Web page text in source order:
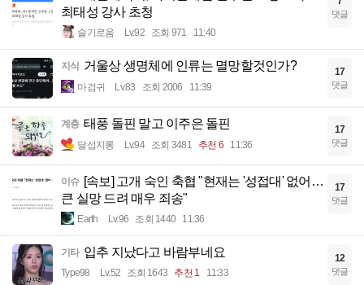
최태성 강사 초청
슬기로움 Lv.92 조회 971 11:40
댓글
지식 거울상 생명체에 인류는 멸망할것인가?
마검귀 Lv.83 조회 2006 11:39
17
댓글
계층 태풍 돌핀 말고 이주은 돌핀
달섭지롱 Lv.94 조회 3481 추천 6 11:36
17
댓글
이슈 [속보] 고개 숙인 축협 "현재는 '성접대' 없어…
큰 실망 드려 매우 죄송"
Earth Lv.96 조회 1440 11:36
17
댓글
기타 입추 지났다고 바람부네요
Type98 Lv.52 조회 1643 추천 1 11:33
12
댓글